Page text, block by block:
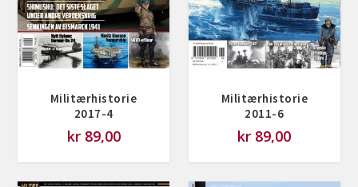
Militærhistorie
2017-4
kr89,00
Militærhistorie
2011-6
kr 89,00